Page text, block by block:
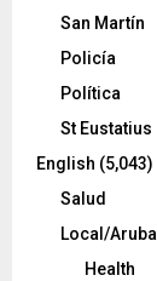
San Martín
Policía
Política
St Eustatius
English (5,043)
Salud
Local/Aruba
Health